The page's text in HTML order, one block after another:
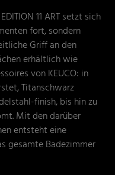
11 ART setzt sich
fort, sondern
Griff an den
erhältlich wie
von KEUCO: in
Titanschwarz
finish, bis hin zu
Mit den darüber
entsteht eine
gesamte Badezimmer